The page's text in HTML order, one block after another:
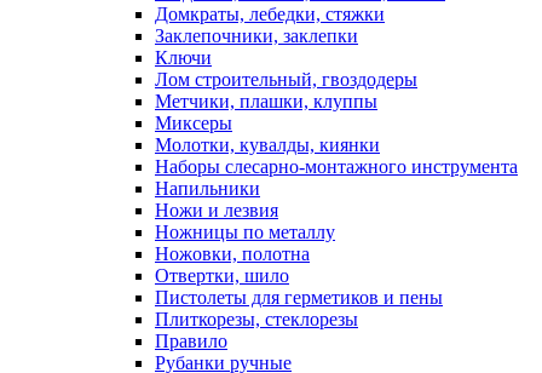
Домкраты, лебедки, стяжки
Заклепочники, заклепки
Ключи
Лом строительный, гвоздодеры
Метчики, плашки, клуппы
Миксеры
Молотки, кувалды, киянки
Наборы слесарно-монтажного инструмента
Напильники
Ножи и лезвия
Ножницы по металлу
Ножовки, полотна
Отвертки, шило
Пистолеты для герметиков и пены
Плиткорезы, стеклорезы
Правило
Рубанки ручные